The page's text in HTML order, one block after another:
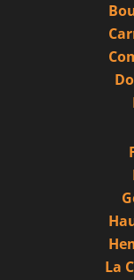
La